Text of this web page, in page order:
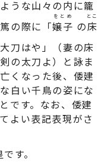
うな山々の内に籠
の際に「嬢子
をとめ
の床
とこ
刀はや」（妻の床
の太刀よ）と詠ま
くなった後、倭建
白い千鳥の姿にな
です。なお、倭建
よい表記表現がさ
す。